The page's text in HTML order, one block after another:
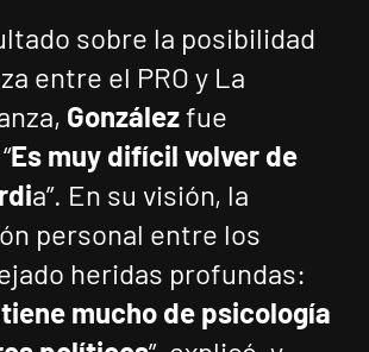
sobre la posibilidad
entre el PRO y La
Gonzálezfue
Es muy difícil volver de
a”. En su visión, la
personal entre los
heridas profundas:
mucho de psicología